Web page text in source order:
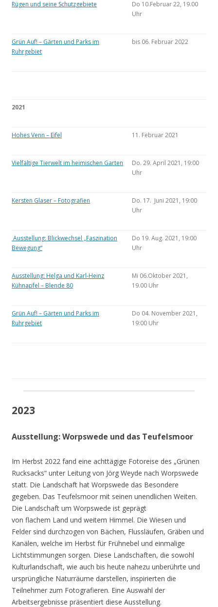
Rügen und seine Schutzgebiete
Do 10.Februar 22, 19.00
Uhr
Grün Auf! – Gärten und Parks im
Ruhrgebiet
bis 06. Februar 2022
2021
Hohes Venn – Eifel 11. Februar 2021
Vielfältige Tierwelt im heimischen Garten
Do. 29. April 2021, 19:00
Uhr
Kersten Glaser – Fotografien
Do. 17. Juni 2021, 19:00
Uhr
Ausstellung: Blickwechsel „Faszination
Bewegung“
Do 19. Aug. 2021, 19:00
Uhr
Ausstellung: Helga und Karl-Heinz
Kühnapfel – Blende 80
Mi 06.Oktober 2021,
19.00 Uhr
Grün Auf! – Gärten und Parks im
Ruhrgebiet
Do 04. November 2021,
19:00 Uhr
2023
Ausstellung: Worpswede und das Teufelsmoor
Im Herbst 2022 fand eine achttägige Fotoreise des „Grünen
Rucksacks“ unter Leitung von Jörg Weyde nach Worpswede
statt. Die Landschaft hat Worpswede das Besondere
gegeben. Das Teufelsmoor mit seinen unendlichen Weiten.
Die Landschaft um Worpswede ist geprägt
von flachem Land und weitem Himmel. Die Wiesen und
Felder sind durchzogen von Bächen, Flussläufen, Gräben und
Kanälen, welche im Herbst für Frühnebel und einmalige
Lichtstimmungen sorgen. Diese Landschaften, die sowohl
Kulturlandschaft, wie auch bis heute nahezu unberührte und
ursprüngliche Naturräume darstellen, inspirierten die
Teilnehmer zum Fotografieren. Eine Auswahl der
Arbeitsergebnisse präsentiert diese Ausstellung.